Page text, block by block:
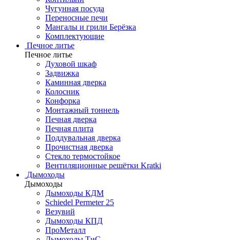
Чугунная посуда
Переносные печи
Мангалы и грили Берёзка
Комплектующие
Печное литье
Печное литье
Духовой шкаф
Задвижка
Каминная дверка
Колосник
Конфорка
Монтажный тоннель
Печная дверка
Печная плита
Поддувальная дверка
Прочистная дверка
Стекло термостойкое
Вентиляционные решётки Kratki
Дымоходы
Дымоходы
Дымоходы КДМ
Schiedel Permeter 25
Везувий
Дымоходы КПД
ПроМеталл